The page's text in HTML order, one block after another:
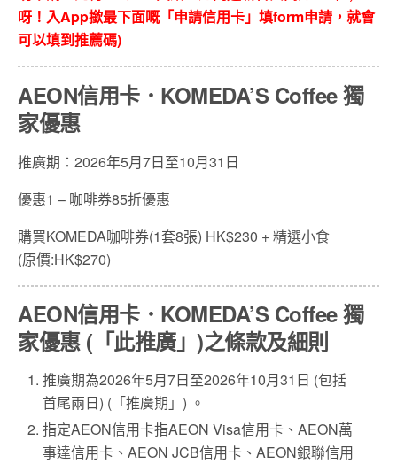
呀！入App撳最下面嘅「申請信用卡」填form申請，就會
可以填到推薦碼)
AEON信用卡．KOMEDA’S Coffee 獨
家優惠
推廣期：2026年5月7日至10月31日
優惠1 – 咖啡券85折優惠
購買KOMEDA咖啡券(1套8張) HK$230 + 精選小食
(原價:HK$270)
AEON信用卡．KOMEDA’S Coffee 獨
家優惠 (「此推廣」)之條款及細則
推廣期為2026年5月7日至2026年10月31日 (包括
首尾兩日) (「推廣期」) 。
指定AEON信用卡指AEON Visa信用卡、AEON萬
事達信用卡、AEON JCB信用卡、AEON銀聯信用